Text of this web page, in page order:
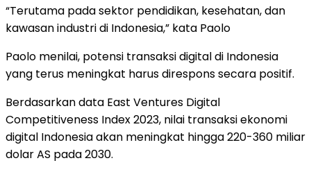
“Terutama pada sektor pendidikan, kesehatan, dan
kawasan industri di Indonesia,” kata Paolo
Paolo menilai, potensi transaksi digital di Indonesia
yang terus meningkat harus direspons secara positif.
Berdasarkan data East Ventures Digital
Competitiveness Index 2023, nilai transaksi ekonomi
digital Indonesia akan meningkat hingga 220-360 miliar
dolar AS pada 2030.